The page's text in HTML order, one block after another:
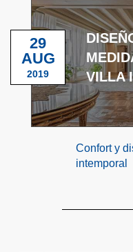
VILLA
29
AUG
2019
Confort y
intemporal